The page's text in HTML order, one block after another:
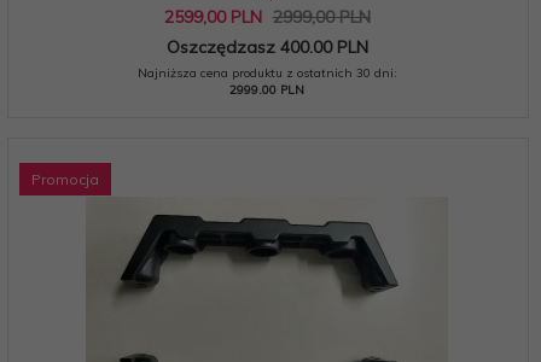
2599,00 PLN 2999,00 PLN
Oszczędzasz 400.00 PLN
Najniższa cena produktu z ostatnich 30 dni:
2999.00 PLN
Promocja